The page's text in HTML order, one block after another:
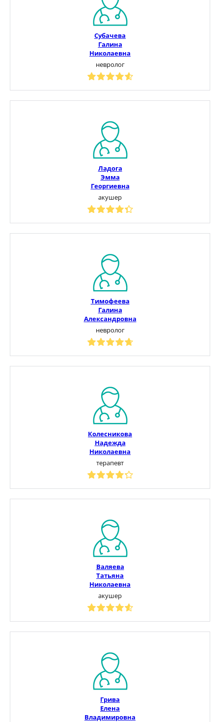
Субачева
Галина
Николаевна
невролог
Ладога
Эмма
Георгиевна
акушер
Тимофеева
Галина
Александровна
невролог
Колесникова
Надежда
Николаевна
терапевт
Валяева
Татьяна
Николаевна
акушер
Грива
Елена
Владимировна